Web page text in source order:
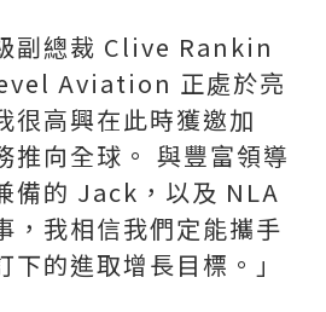
副總裁 Clive Rankin
Aviation 正處於亮
很高興在此時獲邀加
推向全球。 與豐富領導
備的 Jack，以及 NLA
，我相信我們定能攜手
的進取增長目標。」